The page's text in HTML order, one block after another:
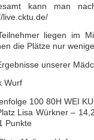
kann man
live.cktu.de/
liegen im
die Plätze nur
unserer
Wurf
100 80H WEI
Lisa Würkner –
Punkte